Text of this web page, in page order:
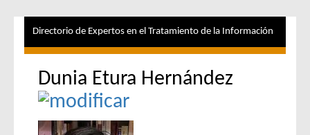
Directorio de Expertos en el Tratamiento de la Información
Dunia Etura Hernández